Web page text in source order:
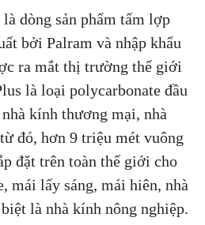
dòng sản phẩm tấm lợp
bởi Palram và nhập khẩu
ra mắt thị trường thế giới
là loại polycarbonate đầu
kính thương mại, nhà
đó, hơn 9 triệu mét vuông
đặt trên toàn thế giới cho
mái lấy sáng, mái hiên, nhà
là nhà kính nông nghiệp.